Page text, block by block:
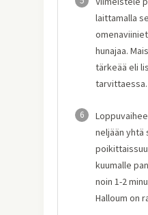
laittamalla
hunajaa.
tärkeää eli
tarvittaessa.
6
neljään yhtä
kuumalle
noin 1-2
Halloum on